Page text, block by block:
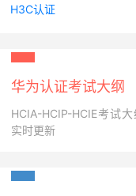
H3C认证
华为认证考试大纲
HCIA-HCIP-HCIE考试
实时更新